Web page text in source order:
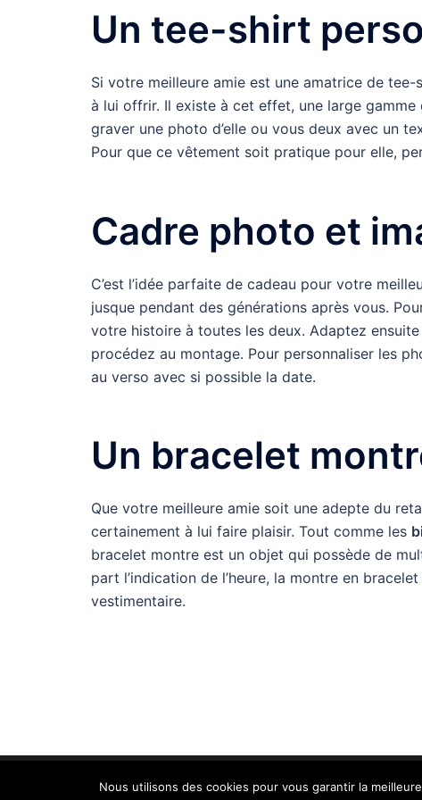
Un tee-shirt
Si votre meilleure amie est une amatrice de
à lui offrir. Il existe à cet effet, une large
graver une photo d’elle ou vous deux avec un
Pour que ce vêtement soit pratique pour elle,
Cadre photo et
C’est l’idée parfaite de cadeau pour votre
jusque pendant des générations après vous.
votre histoire à toutes les deux. Adaptez
procédez au montage. Pour personnaliser les
au verso avec si possible la date.
Un bracelet
Que votre meilleure amie soit une adepte du
certainement à lui faire plaisir. Tout comme les
bracelet montre est un objet qui possède de
part l’indication de l’heure, la montre en
vestimentaire.
Collier Shamballa - Copyright 2026 - Tous droits
Nous utilisons des cookies pour vous garantir la